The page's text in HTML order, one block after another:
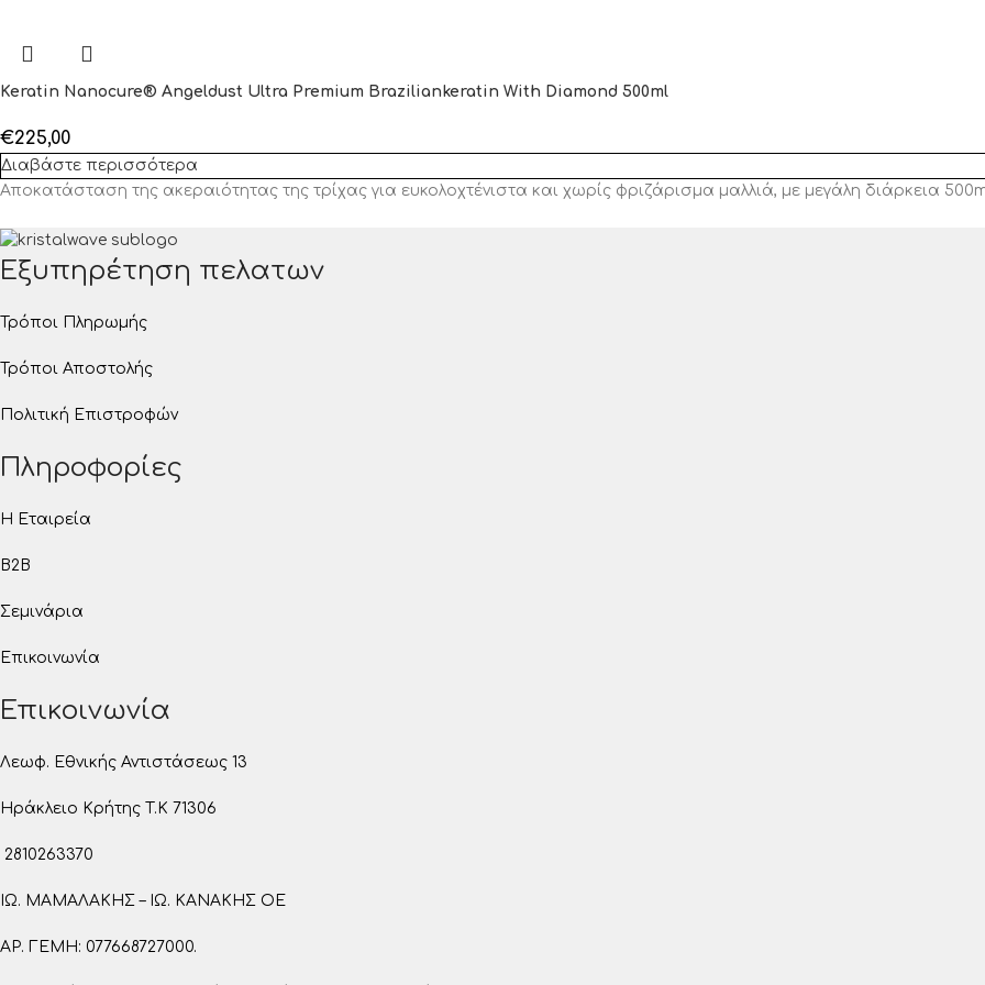
Keratin Nanocure® Angeldust Ultra Premium Braziliankeratin With Diamond 500ml
€225,00
Διαβάστε περισσότερα
Αποκατάσταση της ακεραιότητας της τρίχας για ευκολοχτένιστα και χωρίς φριζάρισμα μαλλιά, με μεγάλη διάρκεια
Εξυπηρέτηση πελατων
Τρόποι Πληρωμής
Τρόποι Αποστολής
Πολιτική Επιστροφών
Πληροφορίες
Η Εταιρεία
B2B
Σεμινάρια
Επικοινωνία
Επικοινωνία
Λεωφ. Εθνικής Αντιστάσεως 13
Ηράκλειο Κρήτης T.K 71306
2810263370
ΙΩ. ΜΑΜΑΛΑΚΗΣ – ΙΩ. ΚΑΝΑΚΗΣ ΟΕ
ΑΡ. ΓΕΜΗ: 077668727000.